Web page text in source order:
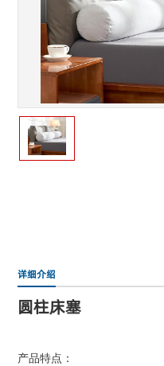
详细介绍
圆柱床塞
产品特点：